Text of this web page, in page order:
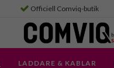
Officiell Comviq-butik
LADDARE & KABLAR